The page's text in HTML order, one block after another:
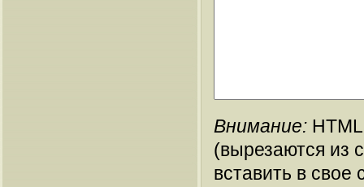
Внимание:
(вырезаются из
вставить в